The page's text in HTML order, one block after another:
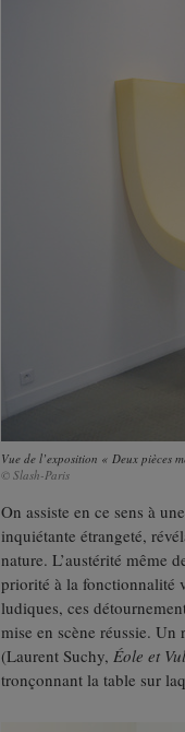
Vue de l’exposition « Deux pièces
© Slash-Paris
On assiste en ce sens à
inquiétante étrangeté,
nature. L’austérité même
priorité à la fonctionnalité
ludiques, ces
mise en scène réussie.
(Laurent Suchy, Éole et
tronçonnant la table sur